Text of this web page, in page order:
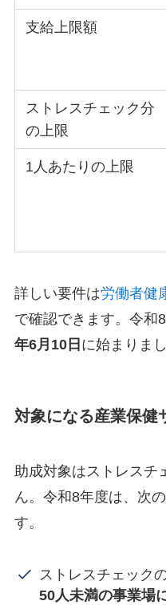
支給上限額
ストレスチェック分
の上限
1人あたりの上限
詳しい要件は労働者健
で確認できます。令和
年6月10日 に始まりまし
対象になる産業保健
助成対象はストレスチ
ん。令和8年度は、次
す。
ストレスチェック
50人未満の事業場